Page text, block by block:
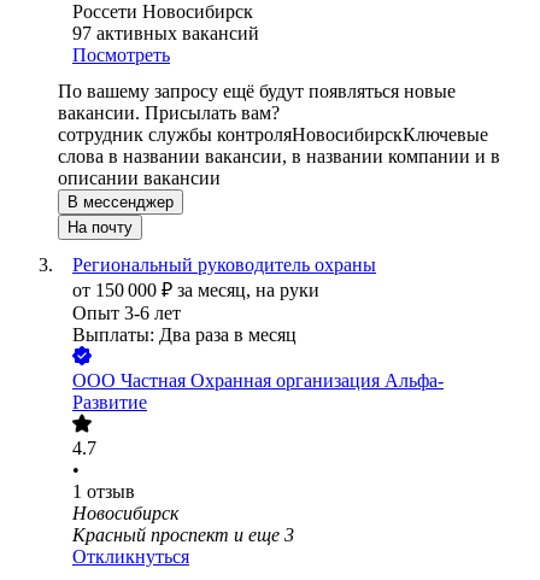
Россети Новосибирск
97 активных вакансий
Посмотреть
По вашему запросу ещё будут появляться новые
вакансии. Присылать вам?
сотрудник службы контроляНовосибирскКлючевые
слова в названии вакансии, в названии компании и в
описании вакансии
В мессенджер
На почту
Региональный руководитель охраны
от 150 000 ₽ за месяц, на руки
Опыт 3-6 лет
Выплаты: Два раза в месяц
ООО Частная Охранная организация Альфа-
Развитие
4.7
•
1 отзыв
Новосибирск
Красный проспект и еще 3
Откликнуться